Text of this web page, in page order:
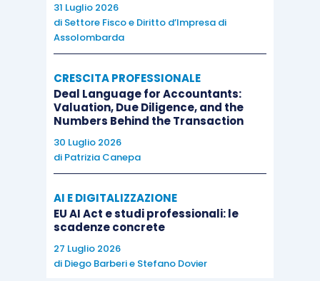
31 Luglio 2026
di Settore Fisco e Diritto d’Impresa di
Assolombarda
CRESCITA PROFESSIONALE
Deal Language for Accountants:
Valuation, Due Diligence, and the
Numbers Behind the Transaction
30 Luglio 2026
di Patrizia Canepa
AI E DIGITALIZZAZIONE
EU AI Act e studi professionali: le
scadenze concrete
27 Luglio 2026
di Diego Barberie Stefano Dovier